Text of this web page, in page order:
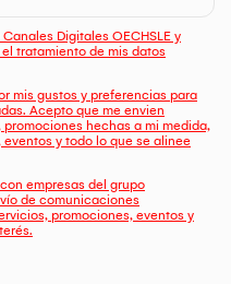
Digitales OECHSLE y
tratamiento de mis datos
mis gustos y preferencias para
Acepto que me envien
hechas a mi medida,
y todo lo que se alinee
empresas del grupo
de comunicaciones
promociones, eventos y